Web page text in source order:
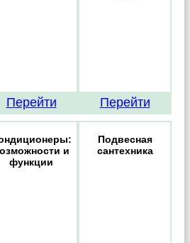
Перейти Перейти
и
функции
Подвесная
сантехника